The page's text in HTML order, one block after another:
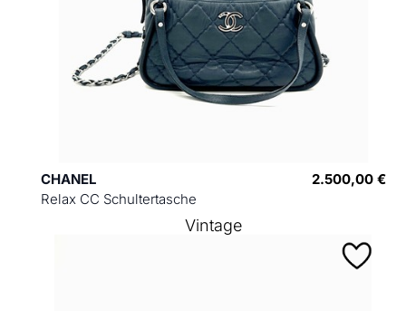
CHANEL
Relax CC Schultertasche
2.500,00 €
Vintage